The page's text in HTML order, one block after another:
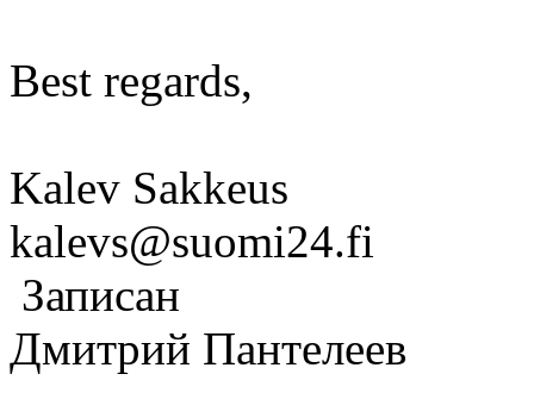
Best regards,
Kalev Sakkeus
kalevs@suomi24.fi
Записан
Дмитрий Пантелеев